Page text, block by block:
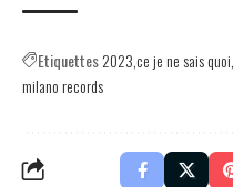
Etiquettes2023 ce je ne sais quoi
milano records